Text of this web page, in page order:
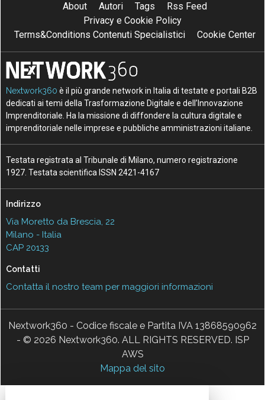
About Autori Tags
Rss Feed
Privacy e Cookie Policy
Terms&Conditions Contenuti Specialistici
Cookie Center
Nextwork360 è il più grande network in Italia di testate e portali B2B
dedicati ai temi della Trasformazione Digitale e dell’Innovazione
Imprenditoriale. Ha la missione di diffondere la cultura digitale e
imprenditoriale nelle imprese e pubbliche amministrazioni italiane.
Testata registrata al Tribunale di Milano, numero registrazione
1927. Testata scientifica ISSN 2421-4167
Indirizzo
Via Moretto da Brescia, 22
Milano - Italia
CAP 20133
Contatti
Contatta il nostro team per maggiori informazioni
Nextwork360 - Codice fiscale e Partita IVA 13868590962
- © 2026 Nextwork360. ALL RIGHTS RESERVED. ISP
AWS
Mappa del sito